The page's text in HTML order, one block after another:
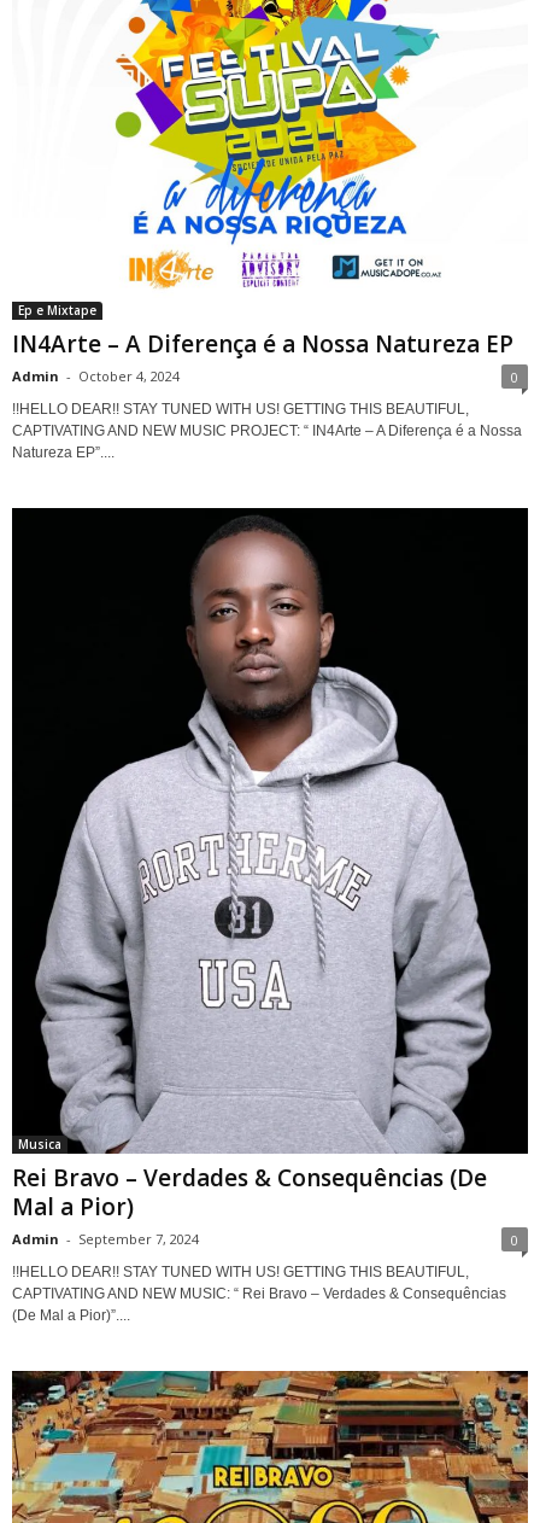
Ep e Mixtape
IN4Arte – A Diferença é a Nossa Natureza EP
Admin - October 4, 2024 0
!!HELLO DEAR!! STAY TUNED WITH US! GETTING THIS BEAUTIFUL,
CAPTIVATING AND NEW MUSIC PROJECT: “ IN4Arte – A Diferença é a Nossa
Natureza EP”....
Musica
Rei Bravo – Verdades & Consequências (De
Mal a Pior)
Admin - September 7, 2024 0
!!HELLO DEAR!! STAY TUNED WITH US! GETTING THIS BEAUTIFUL,
CAPTIVATING AND NEW MUSIC: “ Rei Bravo – Verdades & Consequências
(De Mal a Pior)”....